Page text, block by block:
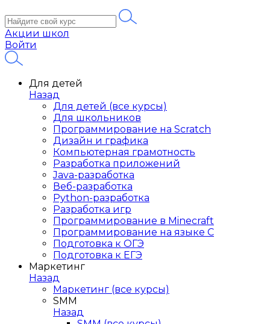
Акции школ
Войти
Для детей
Назад
Для детей (все курсы)
Для школьников
Программирование на Scratch
Дизайн и графика
Компьютерная грамотность
Разработка приложений
Java-разработка
Веб-разработка
Python-разработка
Разработка игр
Программирование в Minecraft
Программирование на языке C
Подготовка к ОГЭ
Подготовка к ЕГЭ
Маркетинг
Назад
Маркетинг (все курсы)
SMM
Назад